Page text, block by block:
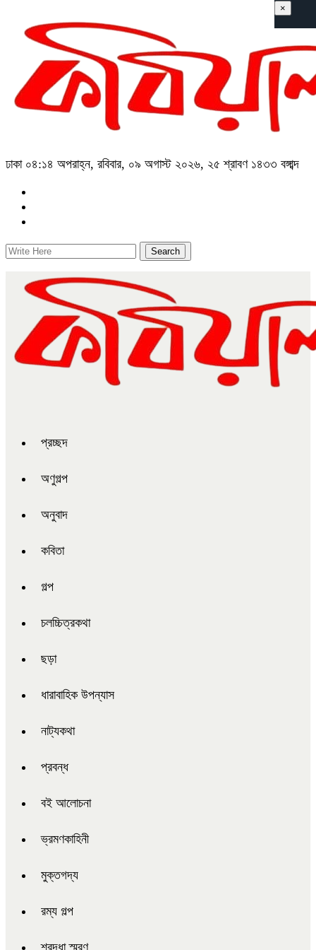
ঢাকা ০৪:১৪ অপরাহ্ন, রবিবার, ০৯ অগাস্ট ২০২৬, ২৫ শ্রাবণ ১৪৩৩ বঙ্গাব্দ
প্রচ্ছদ
অণুগল্প
অনুবাদ
কবিতা
গল্প
চলচ্চিত্রকথা
ছড়া
ধারাবাহিক উপন্যাস
নাট্যকথা
প্রবন্ধ
বই আলোচনা
ভ্রমণকাহিনী
মুক্তগদ্য
রম্য গল্প
শ্রদ্ধা স্মরণ
×